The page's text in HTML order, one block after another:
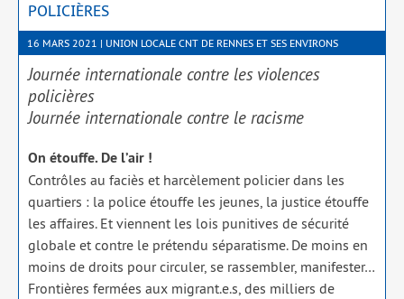
POLICIÈRES
16 MARS 2021 | UNION LOCALE CNT DE RENNES ET SES ENVIRONS
Journée internationale contre les violences
policières
Journée internationale contre le racisme
On étouffe. De l’air !
Contrôles au faciès et har­cè­le­ment poli­cier dans les
quar­tiers : la police étouffe les jeunes, la jus­tice étouffe
les affaires. Et viennent les lois puni­tives de sécu­ri­té
glo­bale et contre le pré­ten­du sépa­ra­tisme. De moins en
moins de droits pour cir­cu­ler, se ras­sem­bler, mani­fes­ter…
Frontières fer­mées aux migrant.e.s, des mil­liers de